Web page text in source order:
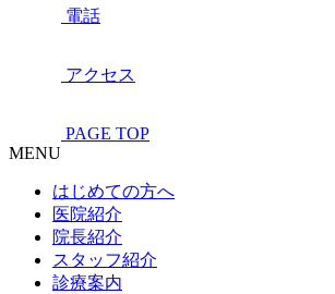
電話
アクセス
PAGE TOP
MENU
はじめての方へ
医院紹介
院長紹介
スタッフ紹介
診療案内